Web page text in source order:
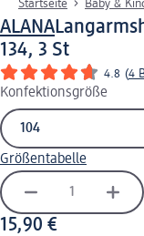
Startseite Baby &
ALANA
134, 3 St
4.8 (4
Konfektionsgröße
Größentabelle
15,90 €